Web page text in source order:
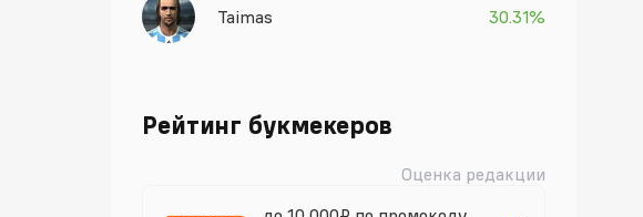
Taimas 30.31%
Рейтинг букмекеров
Оценка редакции